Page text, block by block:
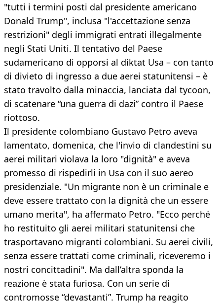
"tutti i termini posti dal presidente americano
Donald Trump", inclusa "l'accettazione senza
restrizioni" degli immigrati entrati illegalmente
negli Stati Uniti. Il tentativo del Paese
sudamericano di opporsi al diktat Usa – con tanto
di divieto di ingresso a due aerei statunitensi – è
stato travolto dalla minaccia, lanciata dal tycoon,
di scatenare “una guerra di dazi” contro il Paese
riottoso.
Il presidente colombiano Gustavo Petro aveva
lamentato, domenica, che l'invio di clandestini su
aerei militari violava la loro "dignità" e aveva
promesso di rispedirli in Usa con il suo aereo
presidenziale. "Un migrante non è un criminale e
deve essere trattato con la dignità che un essere
umano merita", ha affermato Petro. "Ecco perché
ho restituito gli aerei militari statunitensi che
trasportavano migranti colombiani. Su aerei civili,
senza essere trattati come criminali, riceveremo i
nostri concittadini". Ma dall’altra sponda la
reazione è stata furiosa. Con un serie di
contromosse “devastanti”. Trump ha reagito